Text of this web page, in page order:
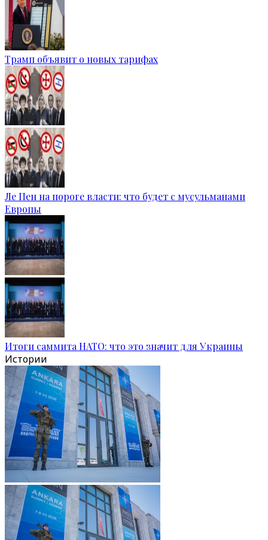
Трамп объявит о новых тарифах
Ле Пен на пороге власти: что будет с мусульманами
Европы
Итоги саммита НАТО: что это значит для Украины
Истории